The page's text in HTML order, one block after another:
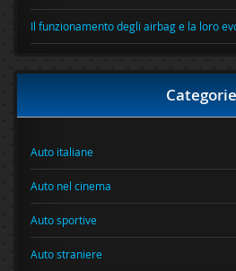
Il funzionamento degli airbag e la loro
Categorie
Auto italiane
Auto nel cinema
Auto sportive
Auto straniere